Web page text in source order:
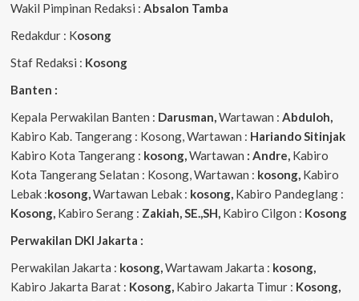
Wakil Pimpinan Redaksi : Absalon Tamba
Redakdur : Kosong
Staf Redaksi : Kosong
Banten :
Kepala Perwakilan Banten : Darusman,Wartawan : Abduloh,
Kabiro Kab. Tangerang : Kosong, Wartawan : Hariando Sitinjak
Kabiro Kota Tangerang : kosong,Wartawan : Andre, Kabiro
Kota Tangerang Selatan : Kosong, Wartawan : kosong, Kabiro
Lebak :kosong,Wartawan Lebak : kosong, Kabiro Pandeglang :
Kosong, Kabiro Serang : Zakiah, SE.,SH, Kabiro Cilgon : Kosong
Perwakilan DKI Jakarta :
Perwakilan Jakarta : kosong,Wartawam Jakarta : kosong,
Kabiro Jakarta Barat : Kosong, Kabiro Jakarta Timur : Kosong,